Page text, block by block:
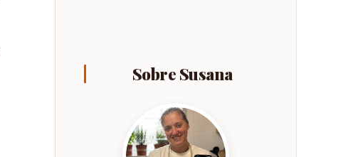
Sobre Susana